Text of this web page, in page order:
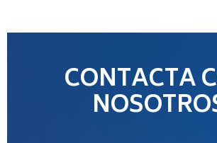
CONTACTA